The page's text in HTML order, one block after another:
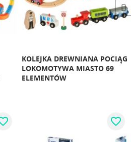
KOLEJKA DREWNIANA POCIĄG
LOKOMOTYWA MIASTO 69
ELEMENTÓW
favorite_border